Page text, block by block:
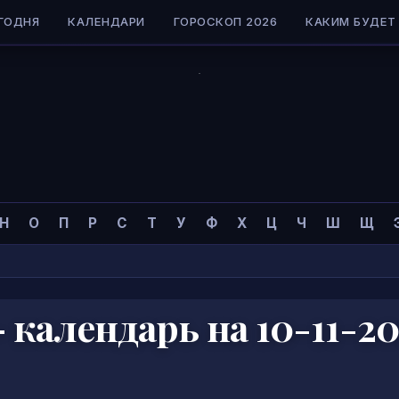
КАЛЕНДАРИ ГОРОСКОП 2026 КАКИМ БУДЕТ
Н О П Р С Т У Ф Х Ц Ч Ш Щ
на 10-11-